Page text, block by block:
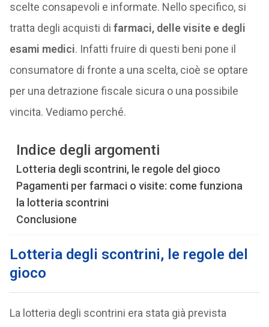
scelte consapevoli e informate. Nello specifico, si
tratta degli acquisti di farmaci, delle visite e degli
esami medici. Infatti fruire di questi beni pone il
consumatore di fronte a una scelta, cioè se optare
per una detrazione fiscale sicura o una possibile
vincita. Vediamo perché.
Indice degli argomenti
Lotteria degli scontrini, le regole del gioco
Pagamenti per farmaci o visite: come funziona
la lotteria scontrini
Conclusione
Lotteria degli scontrini, le regole del
gioco
La lotteria degli scontrini era stata già prevista